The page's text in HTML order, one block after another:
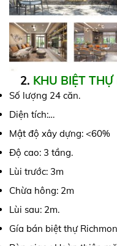
2. KHU BIỆT
Số lượng 24 căn.
Diện tích:…
Mật độ xây dựng: <60%
Độ cao: 3 tầng.
Lùi trước: 3m
Chừa hông: 2m
Lùi sau: 2m.
Gía bán biệt thự